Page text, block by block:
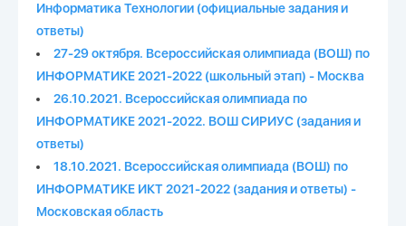
Информатика Технологии (официальные задания и
ответы)
27-29 октября. Всероссийская олимпиада (ВОШ) по
ИНФОРМАТИКЕ 2021-2022 (школьный этап) - Москва
26.10.2021. Всероссийская олимпиада по
ИНФОРМАТИКЕ 2021-2022. ВОШ СИРИУС (задания и
ответы)
18.10.2021. Всероссийская олимпиада (ВОШ) по
ИНФОРМАТИКЕ ИКТ 2021-2022 (задания и ответы) -
Московская область